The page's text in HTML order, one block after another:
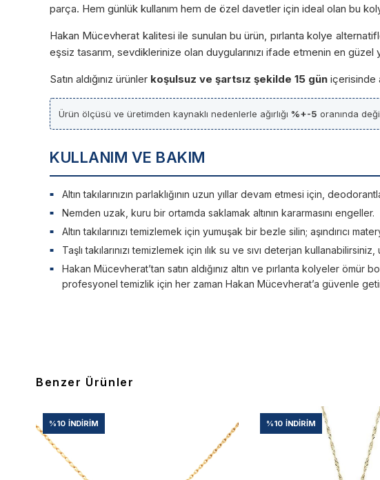
parça. Hem günlük kullanım hem de özel davetler için ideal olan bu
Hakan Mücevherat kalitesi ile sunulan bu ürün, pırlanta kolye
eşsiz tasarım, sevdiklerinize olan duygularınızı ifade etmenin en güzel
Satın aldığınız ürünler koşulsuz ve şartsız şekilde 15 gün içerisinde
Ürün ölçüsü ve üretimden kaynaklı nedenlerle ağırlığı %+-5 oranında
KULLANIM VE BAKIM
Altın takılarınızın parlaklığının uzun yıllar devam etmesi için,
Nemden uzak, kuru bir ortamda saklamak altının kararmasını engeller.
Altın takılarınızı temizlemek için yumuşak bir bezle silin; aşındırıcı
Taşlı takılarınızı temizlemek için ılık su ve sıvı deterjan
Hakan Mücevherat’tan satın aldığınız altın ve pırlanta kolyeler ömür
profesyonel temizlik için her zaman Hakan Mücevherat’a güvenle
Benzer Ürünler
%10 İNDIRIM %10 İNDIRIM